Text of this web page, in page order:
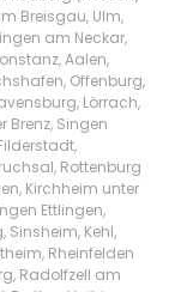
Breisgau, Ulm,
am Neckar,
Aalen,
Offenburg,
Lörrach,
Brenz, Singen
Rottenburg
Kirchheim unter
Ettlingen,
Kehl,
Rheinfelden
Radolfzell am